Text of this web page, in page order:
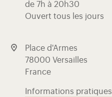
de 7h à 20h30
Ouvert tous les jours
Place d'Armes
78000 Versailles
France
Informations pratiques